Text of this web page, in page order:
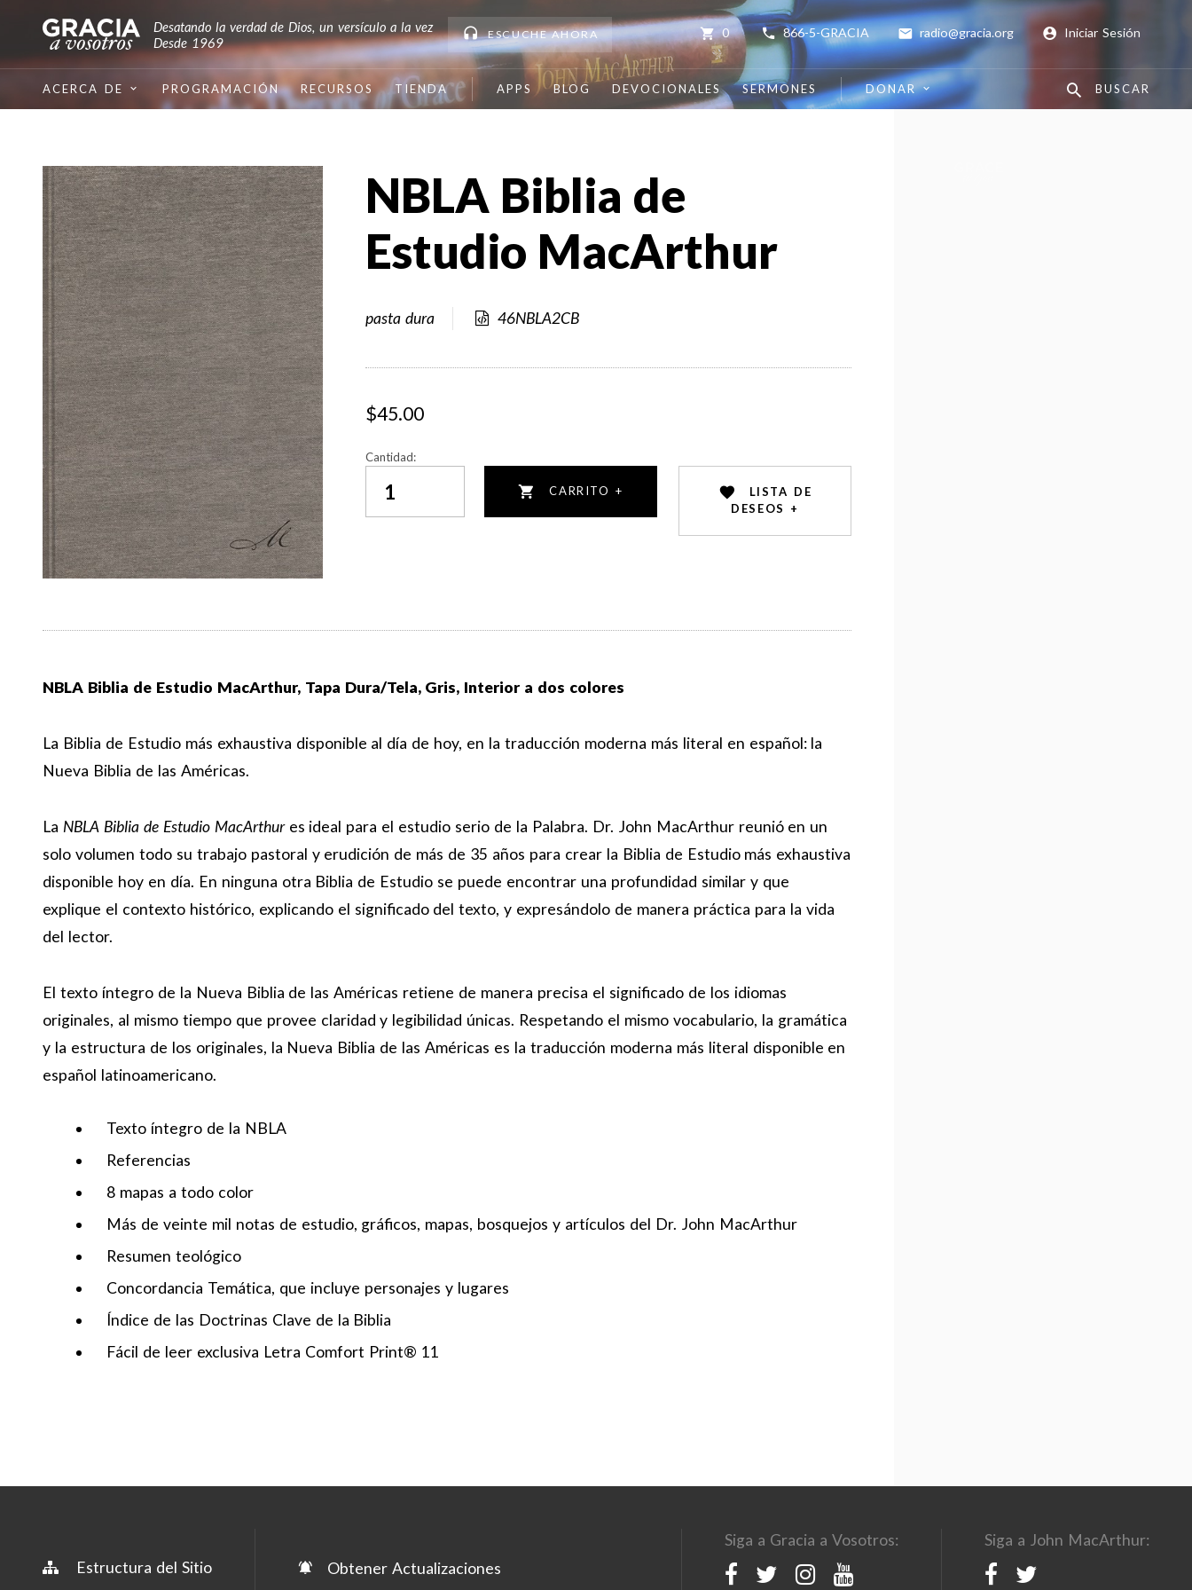
Desatando la verdad de Dios, un versículo a la vez
Desde 1969
ESCUCHE AHORA 866-5-GRACIA radio@gracia.org Iniciar Sesión
0
ACERCA DE PROGRAMACIÓN RECURSOS TIENDA APPS BLOG DEVOCIONALES SERMONES DONAR BUSCAR
NBLA Biblia de
Estudio MacArthur
pasta dura 46NBLA2CB
$45.00
Cantidad:
CARRITO +
LISTA DE
DESEOS +
NBLA Biblia de Estudio MacArthur, Tapa Dura/Tela, Gris, Interior a dos colores
La Biblia de Estudio más exhaustiva disponible al día de hoy, en la traducción moderna más literal en español: la
Nueva Biblia de las Américas.
La NBLA Biblia de Estudio MacArthures ideal para el estudio serio de la Palabra. Dr. John MacArthur reunió en un
solo volumen todo su trabajo pastoral y erudición de más de 35 años para crear la Biblia de Estudio más exhaustiva
disponible hoy en día. En ninguna otra Biblia de Estudio se puede encontrar una profundidad similar y que
explique el contexto histórico, explicando el significado del texto, y expresándolo de manera práctica para la vida
del lector.
El texto íntegro de la Nueva Biblia de las Américas retiene de manera precisa el significado de los idiomas
originales, al mismo tiempo que provee claridad y legibilidad únicas. Respetando el mismo vocabulario, la gramática
y la estructura de los originales, la Nueva Biblia de las Américas es la traducción moderna más literal disponible en
español latinoamericano.
Texto íntegro de la NBLA
Referencias
8 mapas a todo color
Más de veinte mil notas de estudio, gráficos, mapas, bosquejos y artículos del Dr. John MacArthur
Resumen teológico
Concordancia Temática, que incluye personajes y lugares
Índice de las Doctrinas Clave de la Biblia
Fácil de leer exclusiva Letra Comfort Print® 11
Estructura del Sitio Obtener Actualizaciones
Siga a Gracia a Vosotros: Siga a John MacArthur: